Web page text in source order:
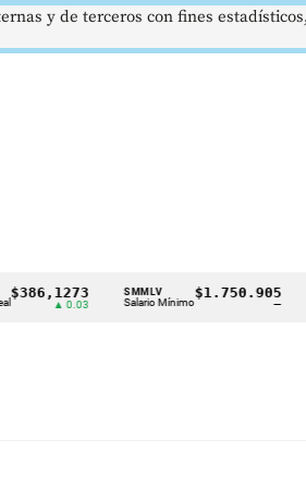
SMMLV
Salario Mínimo
$1.750.905 BRENT
y de terceros con fines